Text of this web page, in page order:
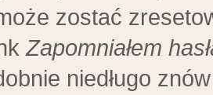
zostać
Zapomniałem
niedługo